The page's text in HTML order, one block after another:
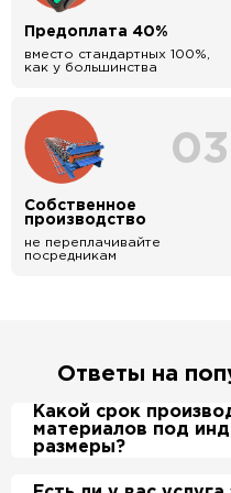
Предоплата 40%
вместо стандартных 100%,
как у большинства
03
Собственное
производство
не переплачивайте
посредникам
Ответы на
Какой срок
материалов под
размеры?
Примерный срок